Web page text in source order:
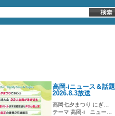
高岡-iニュース＆話題
2026.8.3放送
高岡七夕まつり にぎ…
テーマ 高岡-i ニュー…